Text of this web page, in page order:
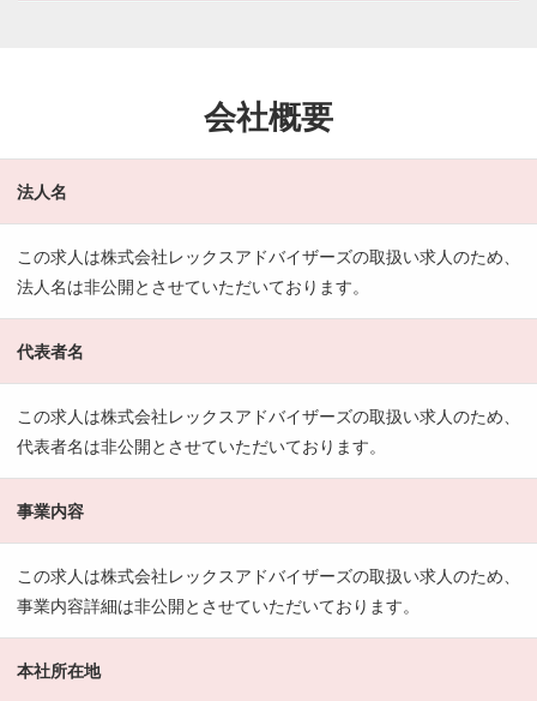
会社概要
法人名
この求人は株式会社レックスアドバイザーズの取扱い求人のため、
法人名は非公開とさせていただいております。
代表者名
この求人は株式会社レックスアドバイザーズの取扱い求人のため、
代表者名は非公開とさせていただいております。
事業内容
この求人は株式会社レックスアドバイザーズの取扱い求人のため、
事業内容詳細は非公開とさせていただいております。
本社所在地